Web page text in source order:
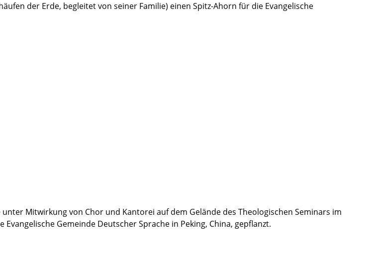
der Erde, begleitet von seiner Familie) einen Spitz-Ahorn für die Evangelische
Mitwirkung von Chor und Kantorei auf dem Gelände des Theologischen Seminars im
Gemeinde Deutscher Sprache in Peking, China, gepflanzt.